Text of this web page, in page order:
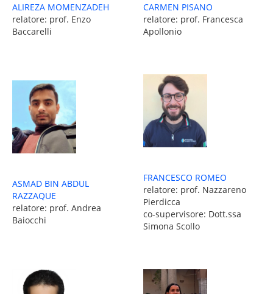
ALIREZA MOMENZADEH
relatore: prof. Enzo
Baccarelli
CARMEN PISANO
relatore: prof. Francesca
Apollonio
ASMAD BIN ABDUL
RAZZAQUE
relatore: prof. Andrea
Baiocchi
FRANCESCO ROMEO
relatore: prof. Nazzareno
Pierdicca
co-supervisore: Dott.ssa
Simona Scollo